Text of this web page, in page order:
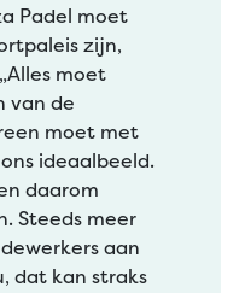
Padel moet
zijn,
moet
van de
moet met
ideaalbeeld.
daarom
Steeds meer
aan
dat kan straks